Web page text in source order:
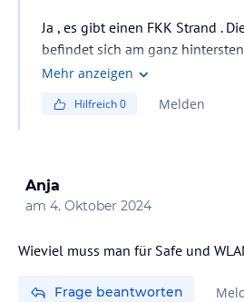
Ja , es gibt einen FKK Strand .
befindet sich am ganz
Es befinden sich ca 15
Badeschuhen zu benutzen . Im
Mehr anzeigen
Hilfreich0 Melden
Anja
am 4. Oktober 2024
Wieviel muss man für Safe und
Frage beantworten